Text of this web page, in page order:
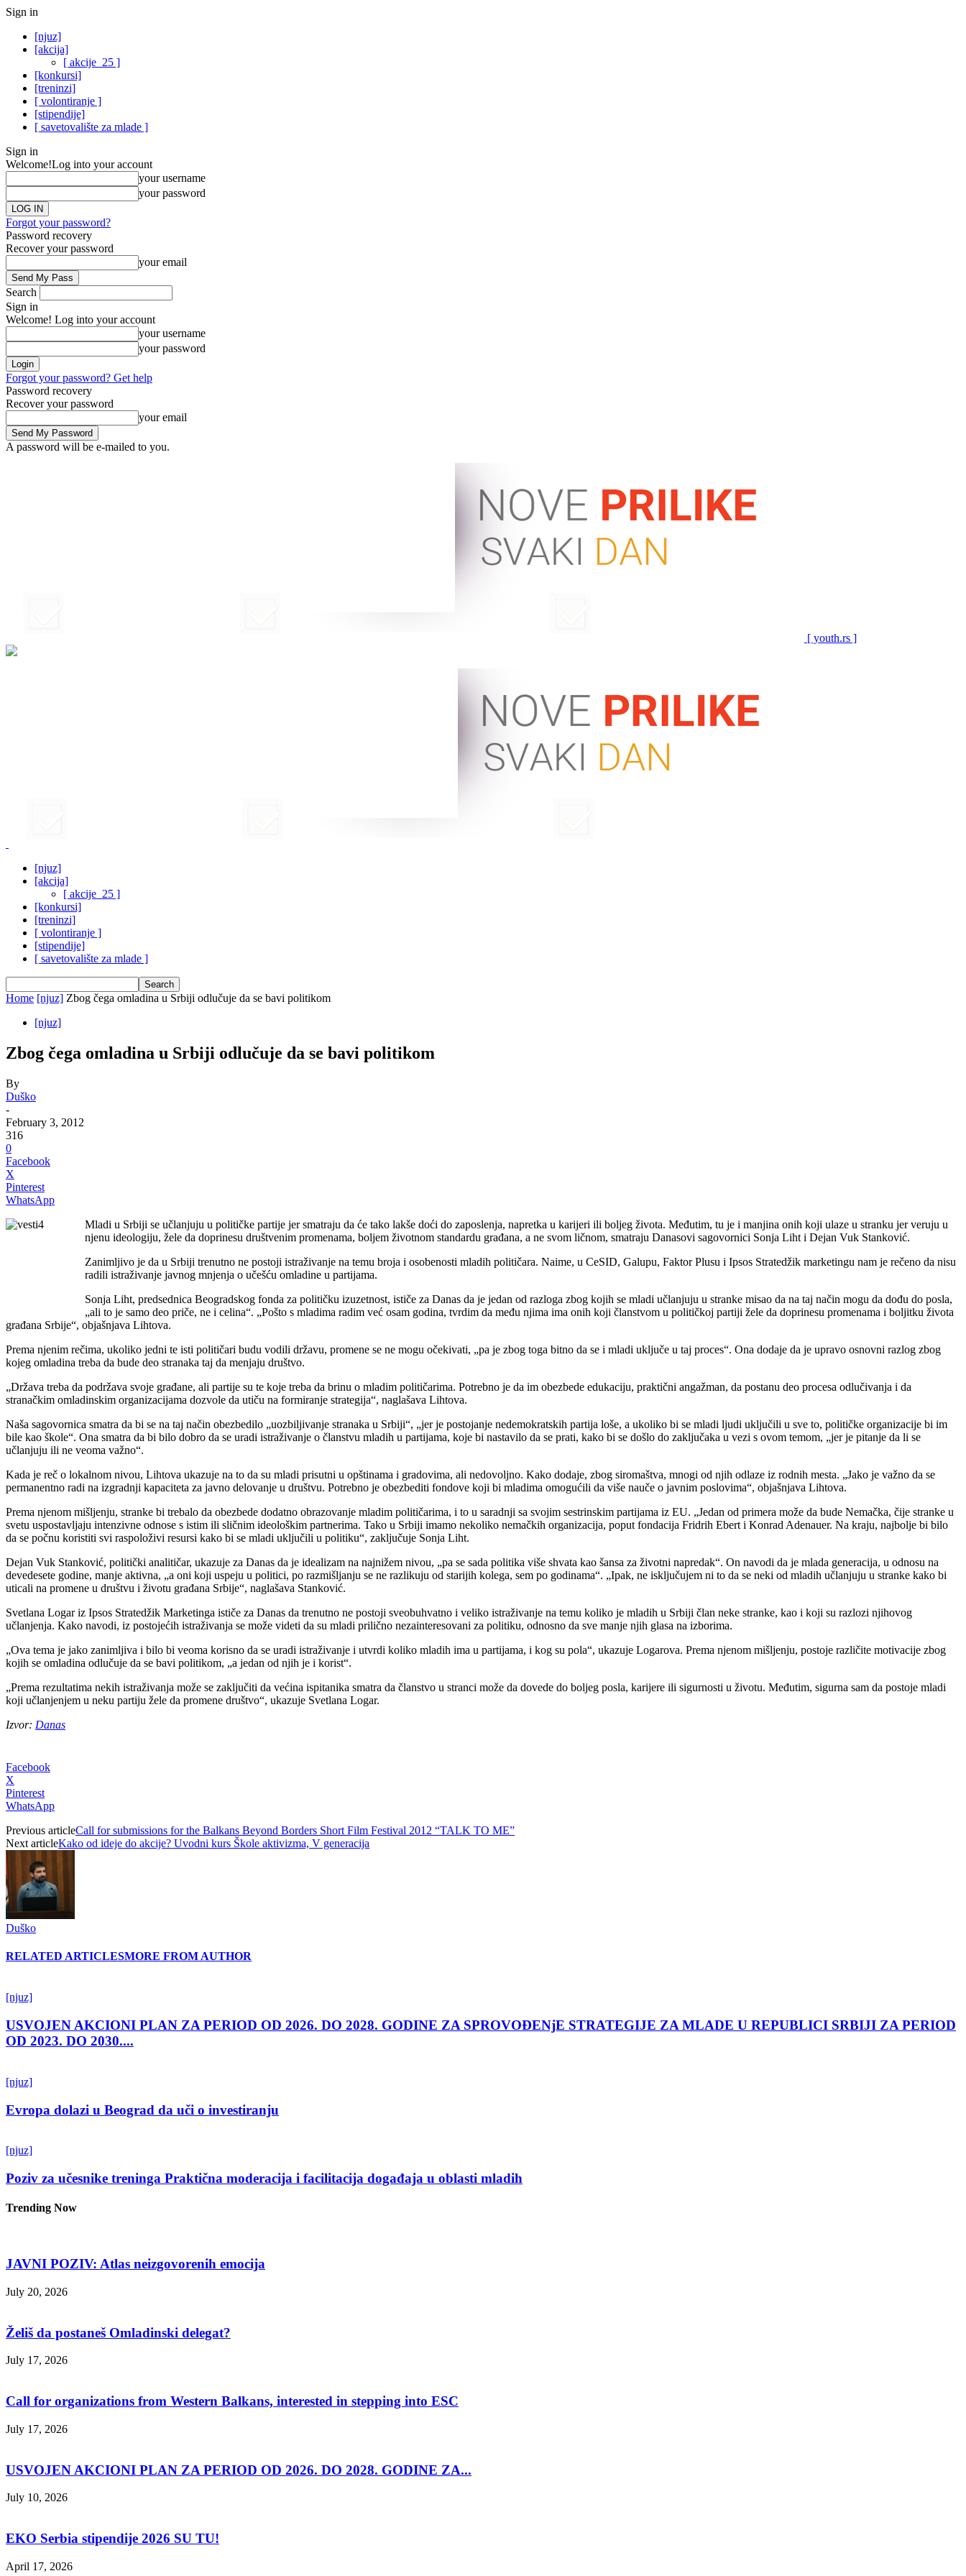
Sign in
[njuz]
[akcija]
[ akcije_25 ]
[konkursi]
[treninzi]
[ volontiranje ]
[stipendije]
[ savetovalište za mlade ]
Sign in
Welcome!Log into your account
your username
your password
Forgot your password?
Password recovery
Recover your password
your email
Search
Sign in
Welcome! Log into your account
your username
your password
Forgot your password? Get help
Password recovery
Recover your password
your email
A password will be e-mailed to you.
[ youth.rs ]
[njuz]
[akcija]
[ akcije_25 ]
[konkursi]
[treninzi]
[ volontiranje ]
[stipendije]
[ savetovalište za mlade ]
Home [njuz] Zbog čega omladina u Srbiji odlučuje da se bavi politikom
[njuz]
Zbog čega omladina u Srbiji odlučuje da se bavi politikom
By
Duško
-
February 3, 2012
316
0
Facebook
X
Pinterest
WhatsApp
Mladi u Srbiji se učlanjuju u političke partije jer smatraju da će tako lakše doći do zaposlenja, napretka u karijeri ili boljeg života. Međutim, tu je i manjina onih koji ulaze u stranku jer veruju u
njenu ideologiju, žele da doprinesu društvenim promenama, boljem životnom standardu građana, a ne svom ličnom, smatraju Danasovi sagovornici Sonja Liht i Dejan Vuk Stanković.
Zanimljivo je da u Srbiji trenutno ne postoji istraživanje na temu broja i osobenosti mladih političara. Naime, u CeSID, Galupu, Faktor Plusu i Ipsos Stratedžik marketingu nam je rečeno da nisu
radili istraživanje javnog mnjenja o učešću omladine u partijama.
Sonja Liht, predsednica Beogradskog fonda za političku izuzetnost, ističe za Danas da je jedan od razloga zbog kojih se mladi učlanjuju u stranke misao da na taj način mogu da dođu do posla,
„ali to je samo deo priče, ne i celina“. „Pošto s mladima radim već osam godina, tvrdim da među njima ima onih koji članstvom u političkoj partiji žele da doprinesu promenama i boljitku života
građana Srbije“, objašnjava Lihtova.
Prema njenim rečima, ukoliko jedni te isti političari budu vodili državu, promene se ne mogu očekivati, „pa je zbog toga bitno da se i mladi uključe u taj proces“. Ona dodaje da je upravo osnovni razlog zbog
kojeg omladina treba da bude deo stranaka taj da menjaju društvo.
„Država treba da podržava svoje građane, ali partije su te koje treba da brinu o mladim političarima. Potrebno je da im obezbede edukaciju, praktični angažman, da postanu deo procesa odlučivanja i da
stranačkim omladinskim organizacijama dozvole da utiču na formiranje strategija“, naglašava Lihtova.
Naša sagovornica smatra da bi se na taj način obezbedilo „uozbiljivanje stranaka u Srbiji“, „jer je postojanje nedemokratskih partija loše, a ukoliko bi se mladi ljudi uključili u sve to, političke organizacije bi im
bile kao škole“. Ona smatra da bi bilo dobro da se uradi istraživanje o članstvu mladih u partijama, koje bi nastavilo da se prati, kako bi se došlo do zaključaka u vezi s ovom temom, „jer je pitanje da li se
učlanjuju ili ne veoma važno“.
Kada je reč o lokalnom nivou, Lihtova ukazuje na to da su mladi prisutni u opštinama i gradovima, ali nedovoljno. Kako dodaje, zbog siromaštva, mnogi od njih odlaze iz rodnih mesta. „Jako je važno da se
permanentno radi na izgradnji kapaciteta za javno delovanje u društvu. Potrebno je obezbediti fondove koji bi mladima omogućili da više nauče o javnim poslovima“, objašnjava Lihtova.
Prema njenom mišljenju, stranke bi trebalo da obezbede dodatno obrazovanje mladim političarima, i to u saradnji sa svojim sestrinskim partijama iz EU. „Jedan od primera može da bude Nemačka, čije stranke u
svetu uspostavljaju intenzivne odnose s istim ili sličnim ideološkim partnerima. Tako u Srbiji imamo nekoliko nemačkih organizacija, poput fondacija Fridrih Ebert i Konrad Adenauer. Na kraju, najbolje bi bilo
da se počnu koristiti svi raspoloživi resursi kako bi se mladi uključili u politiku“, zaključuje Sonja Liht.
Dejan Vuk Stanković, politički analitičar, ukazuje za Danas da je idealizam na najnižem nivou, „pa se sada politika više shvata kao šansa za životni napredak“. On navodi da je mlada generacija, u odnosu na
devedesete godine, manje aktivna, „a oni koji uspeju u politici, po razmišljanju se ne razlikuju od starijih kolega, sem po godinama“. „Ipak, ne isključujem ni to da se neki od mladih učlanjuju u stranke kako bi
uticali na promene u društvu i životu građana Srbije“, naglašava Stanković.
Svetlana Logar iz Ipsos Stratedžik Marketinga ističe za Danas da trenutno ne postoji sveobuhvatno i veliko istraživanje na temu koliko je mladih u Srbiji član neke stranke, kao i koji su razlozi njihovog
učlanjenja. Kako navodi, iz postojećih istraživanja se može videti da su mladi prilično nezainteresovani za politiku, odnosno da sve manje njih glasa na izborima.
„Ova tema je jako zanimljiva i bilo bi veoma korisno da se uradi istraživanje i utvrdi koliko mladih ima u partijama, i kog su pola“, ukazuje Logarova. Prema njenom mišljenju, postoje različite motivacije zbog
kojih se omladina odlučuje da se bavi politikom, „a jedan od njih je i korist“.
„Prema rezultatima nekih istraživanja može se zaključiti da većina ispitanika smatra da članstvo u stranci može da dovede do boljeg posla, karijere ili sigurnosti u životu. Međutim, sigurna sam da postoje mladi
koji učlanjenjem u neku partiju žele da promene društvo“, ukazuje Svetlana Logar.
Izvor: Danas
Facebook
X
Pinterest
WhatsApp
Previous articleCall for submissions for the Balkans Beyond Borders Short Film Festival 2012 “TALK TO ME”
Next articleKako od ideje do akcije? Uvodni kurs Škole aktivizma, V generacija
Duško
RELATED ARTICLESMORE FROM AUTHOR
[njuz]
USVOJEN AKCIONI PLAN ZA PERIOD OD 2026. DO 2028. GODINE ZA SPROVOĐENjE STRATEGIJE ZA MLADE U REPUBLICI SRBIJI ZA PERIOD
OD 2023. DO 2030....
[njuz]
Evropa dolazi u Beograd da uči o investiranju
[njuz]
Poziv za učesnike treninga Praktična moderacija i facilitacija događaja u oblasti mladih
Trending Now
JAVNI POZIV: Atlas neizgovorenih emocija
July 20, 2026
Želiš da postaneš Omladinski delegat?
July 17, 2026
Call for organizations from Western Balkans, interested in stepping into ESC
July 17, 2026
USVOJEN AKCIONI PLAN ZA PERIOD OD 2026. DO 2028. GODINE ZA...
July 10, 2026
EKO Serbia stipendije 2026 SU TU!
April 17, 2026